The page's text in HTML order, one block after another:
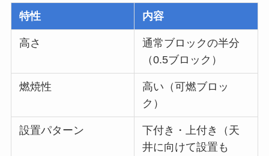
特性 内容
高さ
通常ブロックの半分
（0.5ブロック）
燃焼性
高い（可燃ブロッ
ク）
設置パターン
下付き・上付き（天
井に向けて設置も